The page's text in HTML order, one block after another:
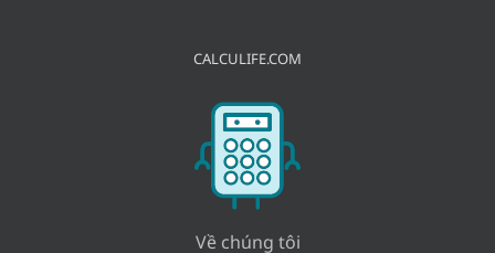
CALCULIFE.COM
Về chúng tôi